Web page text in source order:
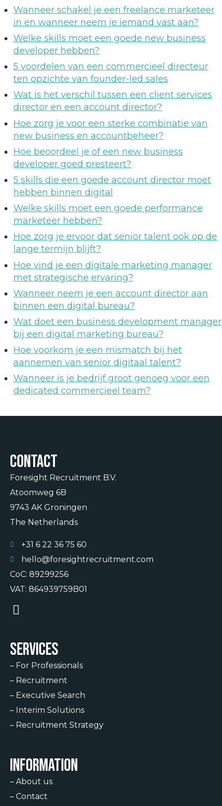
Wanneer schakel je een freelance marketeer
in en wanneer neem je iemand vast aan?
Welke skills moet een goede new business
developer hebben?
5 voordelen van een commercieel directeur
ten opzichte van founder-led sales
Wat is het verschil tussen een client services
director en een account director?
Hoe zorg je voor een sterke combinatie van
new business en accountbeheer?
Hoe beoordeel je of een new business
developer goed presteert?
5 skills die een goede account director moet
hebben binnen digital
Welke skills moet een goede performance
marketeer hebben?
Hoe zorg je ervoor dat senior talent ook op de
lange termijn blijft?
Hoe vind je een digitale marketing manager
met strategische ervaring?
Wanneer neem je een account director aan
binnen een digital bureau?
Wat doet een business development manager
bij een digital marketing bureau?
Hoe voorkom je een mismatch bij het
aannemen van senior digitaal talent?
Wanneer is je bedrijf groot genoeg voor een
dedicated commercieel team?
Contact
Foresight Recruitment B.V.
Atoomweg 6B
9743 AK Groningen
The Netherlands
+31 6 22 36 75 60
hello@foresightrecruitment.com
CoC: 89299256
VAT: 864939759B01
Services
– For Professionals
– Recruitment
– Executive Search
– Interim Solutions
– Recruitment Strategy
Information
– About us
– Contact